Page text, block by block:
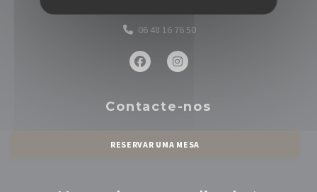
((abre numa nova
06 48 16 76 50
Facebook ((abre numa nova janela))
Instagram ((abre numa
Contacte-nos
RESERVAR UMA MESA